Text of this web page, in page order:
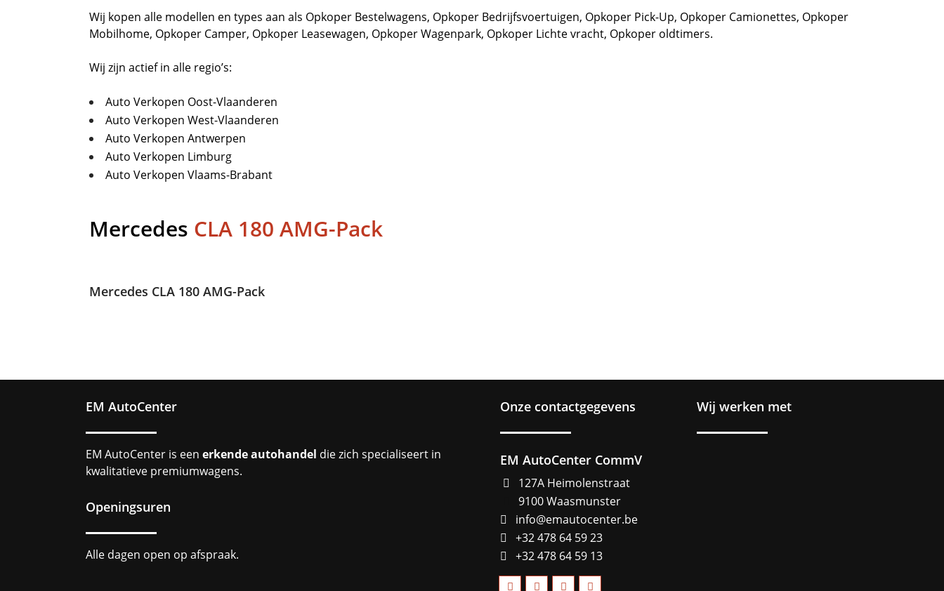
Wij kopen alle modellen en types aan als Opkoper Bestelwagens, Opkoper Bedrijfsvoertuigen, Opkoper Pick-Up, Opkoper Camionettes, Opkoper
Mobilhome, Opkoper Camper, Opkoper Leasewagen, Opkoper Wagenpark, Opkoper Lichte vracht, Opkoper oldtimers.
Wij zijn actief in alle regio’s:
Auto Verkopen Oost-Vlaanderen
Auto Verkopen West-Vlaanderen
Auto Verkopen Antwerpen
Auto Verkopen Limburg
Auto Verkopen Vlaams-Brabant
Mercedes CLA 180 AMG-Pack
Mercedes CLA 180 AMG-Pack
EM AutoCenter
EM AutoCenter is een erkende autohandel die zich specialiseert in
kwalitatieve premiumwagens.
Openingsuren
Alle dagen open op afspraak.
Onze contactgegevens
EM AutoCenter CommV
127A Heimolenstraat
9100 Waasmunster
info@emautocenter.be
+32 478 64 59 23
+32 478 64 59 13
Wij werken met